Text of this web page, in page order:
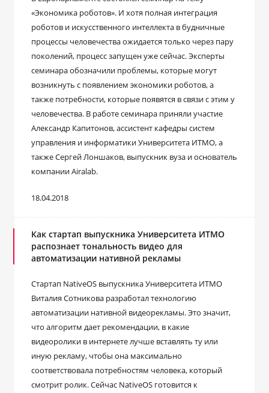
«Экономика роботов». И хотя полная интеграция
роботов и искусственного интеллекта в будничные
процессы человечества ожидается только через пару
поколений, процесс запущен уже сейчас. Эксперты
семинара обозначили проблемы, которые могут
возникнуть с появлением экономики роботов, а
также потребности, которые появятся в связи с этим у
человечества. В работе семинара приняли участие
Александр Капитонов, ассистент кафедры систем
управления и информатики Университета ИТМО, а
также Сергей Лоншаков, выпускник вуза и основатель
компании Airalab.
18.04.2018
Как стартап выпускника Университета ИТМО
распознает тональность видео для
автоматизации нативной рекламы
Стартап NativeOS выпускника Университета ИТМО
Виталия Сотникова разработал технологию
автоматизации нативной видеорекламы. Это значит,
что алгоритм дает рекомендации, в какие
видеоролики в интернете лучше вставлять ту или
иную рекламу, чтобы она максимально
соответствовала потребностям человека, который
смотрит ролик. Сейчас NativeOS готовится к